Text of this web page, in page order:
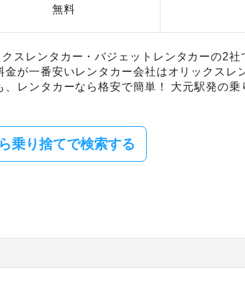
無料
スレンタカー・バジェットレンタカーの2社
が一番安いレンタカー会社はオリックスレ
レンタカーなら格安で簡単！ 大元駅発の乗
乗り捨てで検索する